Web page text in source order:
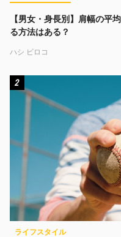
【男女・身長別】肩幅の平
る方法はある？
ハシ ビロコ
2
ライフスタイル